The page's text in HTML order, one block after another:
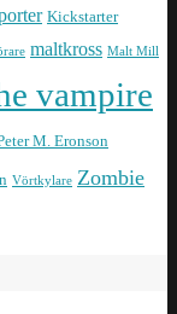
Kickstarter
maltkross Malt Mill
vampire
M. Eronson
Vörtkylare Zombie